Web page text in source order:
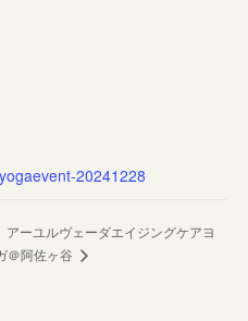
20241228
アーユルヴェーダエイジングケアヨ
＠阿佐ヶ谷